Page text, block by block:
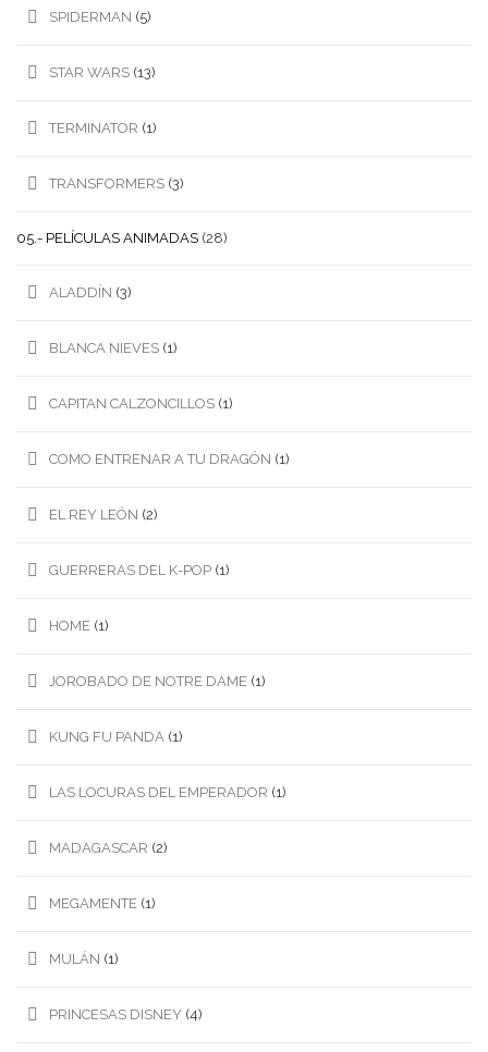
SPIDERMAN (5)
STAR WARS (13)
TERMINATOR (1)
TRANSFORMERS (3)
05.- PELÍCULAS ANIMADAS (28)
ALADDÍN (3)
BLANCA NIEVES (1)
CAPITAN CALZONCILLOS (1)
COMO ENTRENAR A TU DRAGÓN (1)
EL REY LEÓN (2)
GUERRERAS DEL K-POP (1)
HOME (1)
JOROBADO DE NOTRE DAME (1)
KUNG FU PANDA (1)
LAS LOCURAS DEL EMPERADOR (1)
MADAGASCAR (2)
MEGAMENTE (1)
MULÁN (1)
PRINCESAS DISNEY (4)